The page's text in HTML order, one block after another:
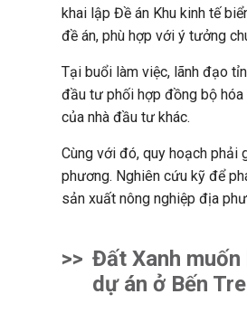
khai lập Đề án Khu kinh tế
đề án, phù hợp với ý tưởng
Tại buổi làm việc, lãnh đạo
đầu tư phối hợp đồng bộ
của nhà đầu tư khác.
Cùng với đó, quy hoạch phải
phương. Nghiên cứu kỹ để
sản xuất nông nghiệp địa
>> Đất Xanh muốn
dự án ở Bến Tre